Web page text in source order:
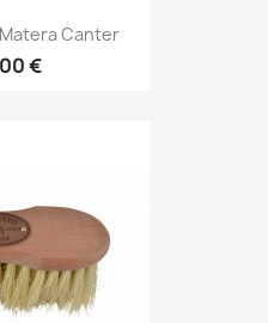
Canter
€